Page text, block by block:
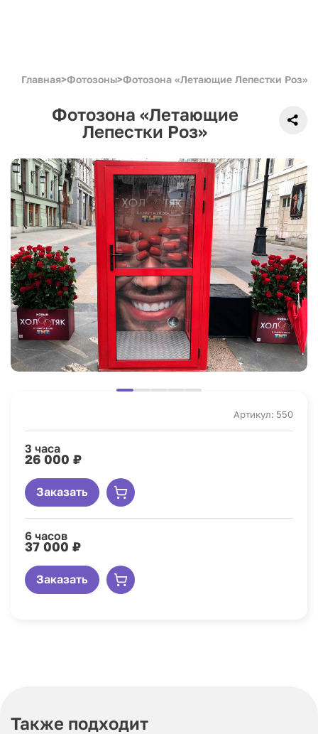
Главная>Фотозоны>Фотозона «Летающие Лепестки Роз»
Фотозона «Летающие
Лепестки Роз»
Артикул: 550
3 часа
26 000 ₽
Заказать
6 часов
37 000 ₽
Заказать
Также подходит